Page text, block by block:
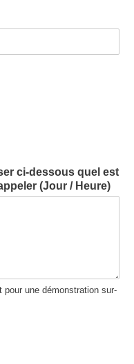
ci-dessous quel est
(Jour / Heure)
une démonstration sur-